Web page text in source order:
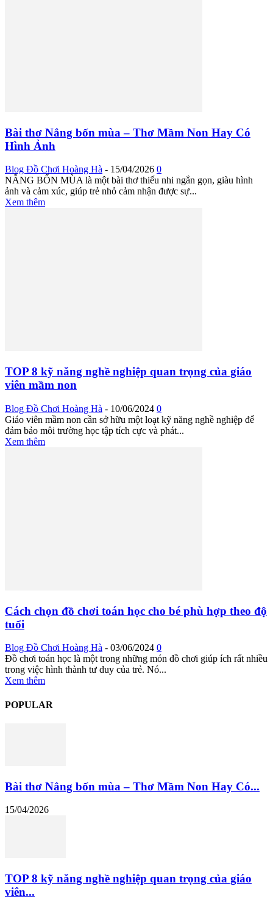
Bài thơ Nắng bốn mùa – Thơ Mầm Non Hay Có
Hình Ảnh
Blog Đồ Chơi Hoàng Hà - 15/04/2026 0
NẮNG BỐN MÙA là một bài thơ thiếu nhi ngắn gọn, giàu hình
ảnh và cảm xúc, giúp trẻ nhỏ cảm nhận được sự...
Xem thêm
TOP 8 kỹ năng nghề nghiệp quan trọng của giáo
viên mầm non
Blog Đồ Chơi Hoàng Hà - 10/06/2024 0
Giáo viên mầm non cần sở hữu một loạt kỹ năng nghề nghiệp để
đảm bảo môi trường học tập tích cực và phát...
Xem thêm
Cách chọn đồ chơi toán học cho bé phù hợp theo độ
tuổi
Blog Đồ Chơi Hoàng Hà - 03/06/2024 0
Đồ chơi toán học là một trong những món đồ chơi giúp ích rất nhiều
trong việc hình thành tư duy của trẻ. Nó...
Xem thêm
POPULAR
Bài thơ Nắng bốn mùa – Thơ Mầm Non Hay Có...
15/04/2026
TOP 8 kỹ năng nghề nghiệp quan trọng của giáo
viên...